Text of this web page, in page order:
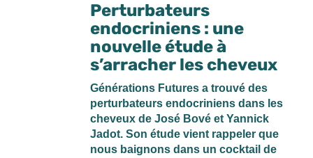
Perturbateurs
endocriniens : une
nouvelle étude à
s’arracher les cheveux
Générations Futures a trouvé des
perturbateurs endocriniens dans les
cheveux de José Bové et Yannick
Jadot. Son étude vient rappeler que
nous baignons dans un cocktail de